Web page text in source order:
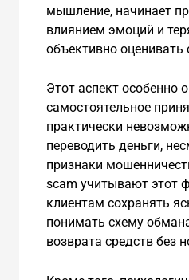
мышление, начинает
влиянием эмоций и
объективно оценивать
Этот аспект особенно
самостоятельное
практически
переводить деньги,
признаки
scam учитывают этот
клиентам сохранять
понимать схему
возврата средств без